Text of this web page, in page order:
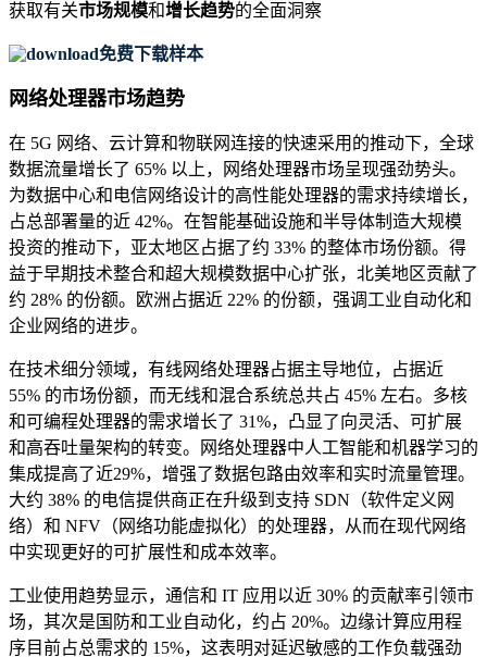
获取有关市场规模和增长趋势的全面洞察
免费下载样本
网络处理器市场趋势
在 5G 网络、云计算和物联网连接的快速采用的推动下，全球
数据流量增长了 65% 以上，网络处理器市场呈现强劲势头。
为数据中心和电信网络设计的高性能处理器的需求持续增长，
占总部署量的近 42%。在智能基础设施和半导体制造大规模
投资的推动下，亚太地区占据了约 33% 的整体市场份额。得
益于早期技术整合和超大规模数据中心扩张，北美地区贡献了
约 28% 的份额。欧洲占据近 22% 的份额，强调工业自动化和
企业网络的进步。
在技​​术细分领域，有线网络处理器占据主导地位，占据近
55% 的市场份额，而无线和混合系统总共占 45% 左右。多核
和可编程处理器的需求增长了 31%，凸显了向灵活、可扩展
和高吞吐量架构的转变。网络处理器中人工智能和机器学习的
集成提高了近29%，增强了数据包路由效率和实时流量管理。
大约 38% 的电信提供商正在升级到支持 SDN（软件定义网
络）和 NFV（网络功能虚拟化）的处理器，从而在现代网络
中实现更好的可扩展性和成本效率。
工业使用趋势显示，通信和 IT 应用以近 30% 的贡献率引领市
场，其次是国防和工业自动化，约占 20%。边缘计算应用程
序目前占总需求的 15%，这表明对延迟敏感的工作负载强劲